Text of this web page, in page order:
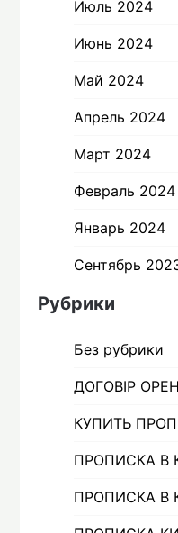
Июль 2024
Июнь 2024
Май 2024
Апрель 2024
Март 2024
Февраль 2024
Январь 2024
Сентябрь
Рубрики
Без рубрики
ДОГОВІР
КУПИТЬ
ПРОПИСКА В
ПРОПИСКА В